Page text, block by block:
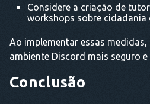
Considere a criação de
workshops sobre cidadania
Ao implementar essas
ambiente Discord mais seguro
Conclusão